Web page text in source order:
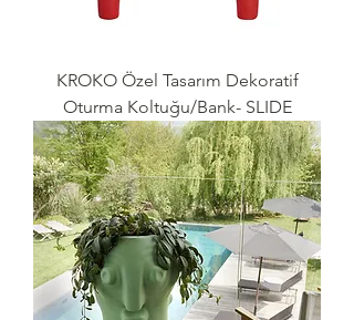
KROKO Özel Tasarım Dekoratif
Oturma Koltuğu/Bank- SLIDE